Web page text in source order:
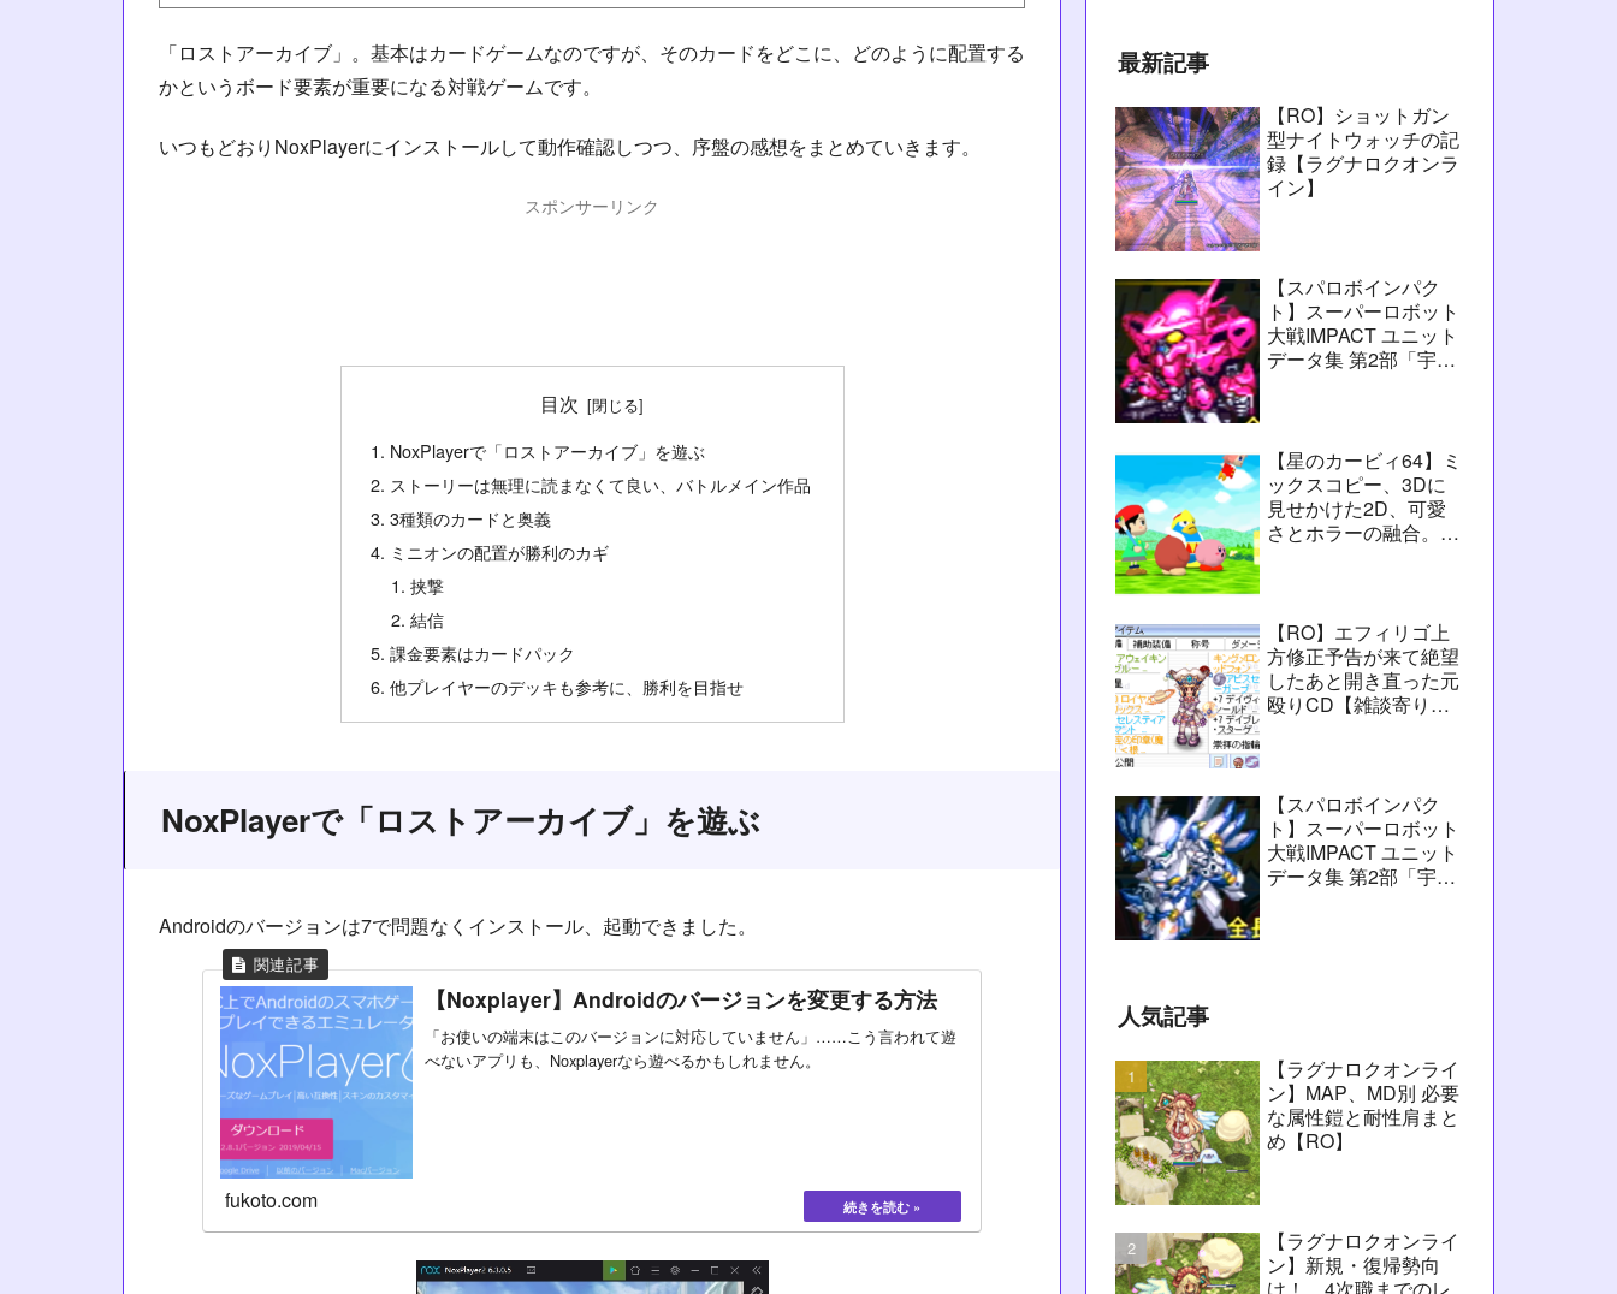
「ロストアーカイブ」。基本はカードゲームなのですが、そのカードをどこに、どのように配置する
かというボード要素が重要になる対戦ゲームです。
いつもどおりNoxPlayerにインストールして動作確認しつつ、序盤の感想をまとめていきます。
スポンサーリンク
目次
NoxPlayerで「ロストアーカイブ」を遊ぶ
ストーリーは無理に読まなくて良い、バトルメイン作品
3種類のカードと奥義
ミニオンの配置が勝利のカギ
挟撃
結信
課金要素はカードパック
他プレイヤーのデッキも参考に、勝利を目指せ
NoxPlayerで「ロストアーカイブ」を遊ぶ
Androidのバージョンは7で問題なくインストール、起動できました。
【Noxplayer】Androidのバージョンを変更する方法
「お使いの端末はこのバージョンに対応していません」……こう言われて遊
べないアプリも、Noxplayerなら遊べるかもしれません。
fukoto.com
最新記事
【RO】ショットガン
型ナイトウォッチの記
録【ラグナロクオンラ
イン】
【スパロボインパク
ト】スーパーロボット
大戦IMPACT ユニット
データ集 第2部「宇宙
【星のカービィ64】ミ
ックスコピー、3Dに
見せかけた2D、可愛
さとホラーの融合。数
【RO】エフィリゴ上
方修正予告が来て絶望
したあと開き直った元
殴りCD【雑談寄りの
【スパロボインパク
ト】スーパーロボット
大戦IMPACT ユニット
データ集 第2部「宇宙
人気記事
【ラグナロクオンライ
ン】MAP、MD別 必要
な属性鎧と耐性肩まと
め【RO】
【ラグナロクオンライ
ン】新規・復帰勢向